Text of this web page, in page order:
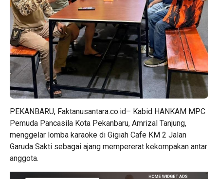
PEKANBARU, Faktanusantara.co.id– Kabid HANKAM MPC
Pemuda Pancasila Kota Pekanbaru, Amrizal Tanjung,
menggelar lomba karaoke di Gigiah Cafe KM 2 Jalan
Garuda Sakti sebagai ajang mempererat kekompakan antar
anggota.